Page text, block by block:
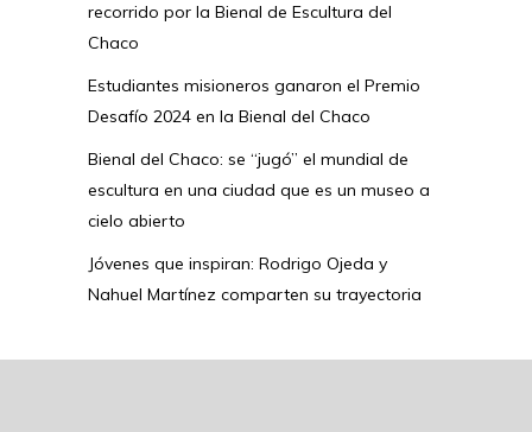
recorrido por la Bienal de Escultura del
Chaco
Estudiantes misioneros ganaron el Premio
Desafío 2024 en la Bienal del Chaco
Bienal del Chaco: se “jugó” el mundial de
escultura en una ciudad que es un museo a
cielo abierto
Jóvenes que inspiran: Rodrigo Ojeda y
Nahuel Martínez comparten su trayectoria